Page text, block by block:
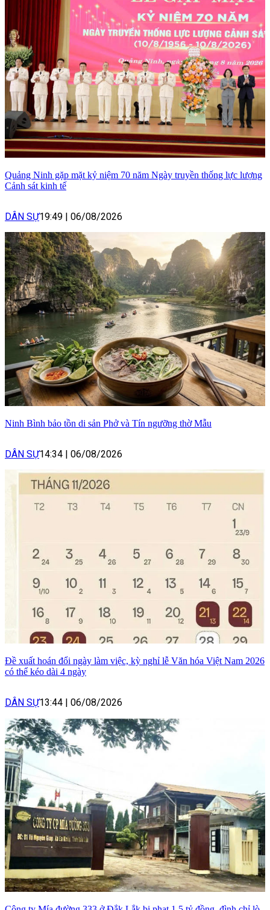
Quảng Ninh gặp mặt kỷ niệm 70 năm Ngày truyền thống lực lượng
Cảnh sát kinh tế
DÂN SỰ19:49 06/08/2026
Ninh Bình bảo tồn di sản Phở và Tín ngưỡng thờ Mẫu
DÂN SỰ14:34 06/08/2026
Đề xuất hoán đổi ngày làm việc, kỳ nghỉ lễ Văn hóa Việt Nam 2026
có thể kéo dài 4 ngày
DÂN SỰ13:44 06/08/2026